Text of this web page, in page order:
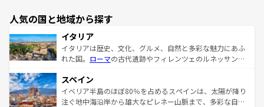
人気の国と地域から探す
イタリア
イタリアは歴史、文化、グルメ、自然と多彩な魅力にあふ
れた国。 ローマの古代遺跡やフィレンツェのルネッサンス
ろん、トスカーナの美しい田園風景やアマルフィ海岸の絶
景など、自然景観も見逃せない。観光の合間には、本場の
ピザやパスタなど、絶品のイタリア料理を堪能することも
スペイン
イベリア半島のほぼ80％を占めるスペインは、太陽が降り
注ぐ地中海沿岸から雄大なピレネー山脈まで、多彩な自然